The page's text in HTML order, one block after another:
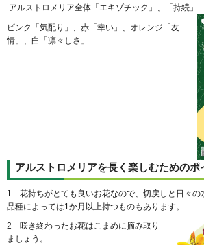
アルストロメリア全体「エキゾチック」、「持続」
ピンク「気配り」、赤「幸い」、オレンジ「友
情」、白「凛々しさ」
アルストロメリアを長く楽しむためのポ
1 花持ちがとても良いお花なので、切戻しと日々の
品種によっては1か月以上持つものもあります。
2 咲き終わったお花はこまめに摘み取り
ましょう。